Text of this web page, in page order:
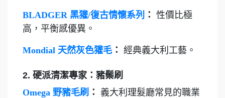
BLADGER 黑獾/復古情懷系列 ： 性價比極
高，平衡感優異。
Mondial 天然灰色獾毛 ： 經典義大利工藝。
2. 硬派清潔專家：豬鬃刷
Omega 野豬毛刷 ：
義大利理髮廳常見的職業